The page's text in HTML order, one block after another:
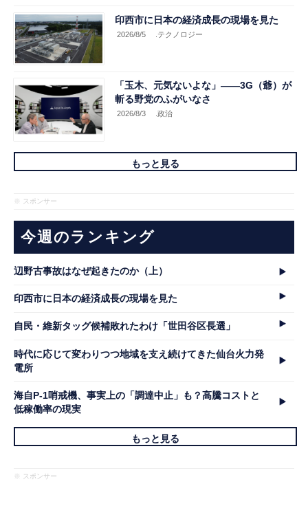
印西市に日本の経済成長の現場を見た
2026/8/5 .テクノロジー
「玉木、元気ないよな」――3G（爺）が
斬る野党のふがいなさ
2026/8/3 .政治
もっと見る
※ スポンサー
今週のランキング
辺野古事故はなぜ起きたのか（上）
印西市に日本の経済成長の現場を見た
自民・維新タッグ候補敗れたわけ「世田谷区長選」
時代に応じて変わりつつ地域を支え続けてきた仙台火力発
電所
海自P-1哨戒機、事実上の「調達中止」も？高騰コストと
低稼働率の現実
もっと見る
※ スポンサー